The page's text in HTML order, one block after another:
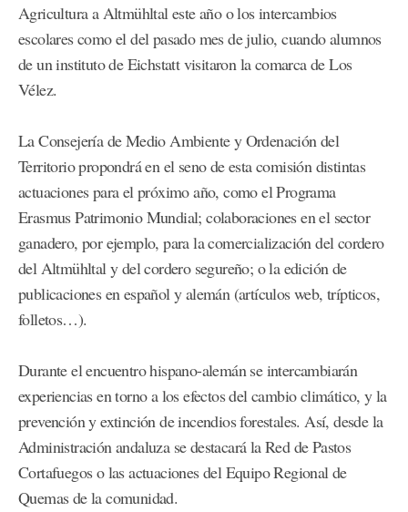
Agricultura a Altmühltal este año o los intercambios
escolares como el del pasado mes de julio, cuando alumnos
de un instituto de Eichstatt visitaron la comarca de Los
Vélez.
La Consejería de Medio Ambiente y Ordenación del
Territorio propondrá en el seno de esta comisión distintas
actuaciones para el próximo año, como el Programa
Erasmus Patrimonio Mundial; colaboraciones en el sector
ganadero, por ejemplo, para la comercialización del cordero
del Altmühltal y del cordero segureño; o la edición de
publicaciones en español y alemán (artículos web, trípticos,
folletos…).
Durante el encuentro hispano-alemán se intercambiarán
experiencias en torno a los efectos del cambio climático, y la
prevención y extinción de incendios forestales. Así, desde la
Administración andaluza se destacará la Red de Pastos
Cortafuegos o las actuaciones del Equipo Regional de
Quemas de la comunidad.